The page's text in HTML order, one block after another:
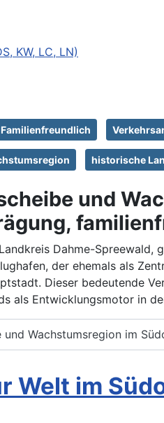
KW, LC, LN)
Familienfreundlich
historische
und
Dahme-
der ehemals als
Dieser bedeutende
als Entwicklungsmotor in
Wachstumsregion im
Welt im